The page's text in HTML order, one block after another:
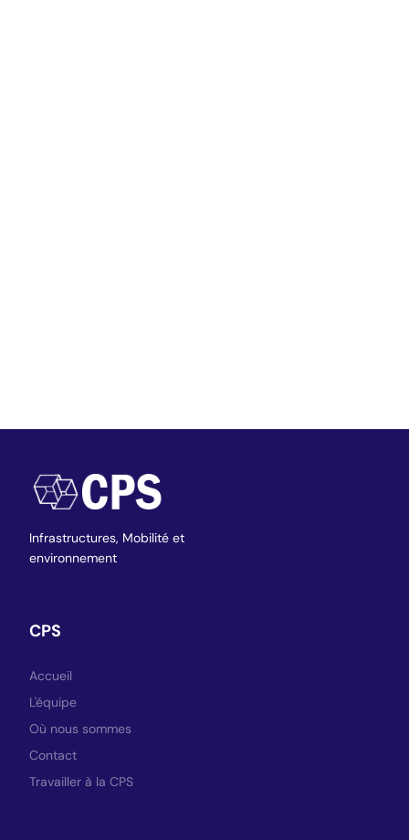
Infrastructures, Mobilité et
environnement
CPS
Accueil
L'équipe
Où nous sommes
Contact
Travailler à la CPS